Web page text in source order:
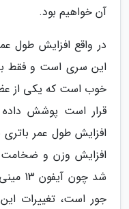
آن خواهیم بود.
در واقع افزایش طول
این سری است و فقط
قرار است پوشش
افزایش طول عمر
افزایش وزن و ضخامت
شد
جور است، تغییرات